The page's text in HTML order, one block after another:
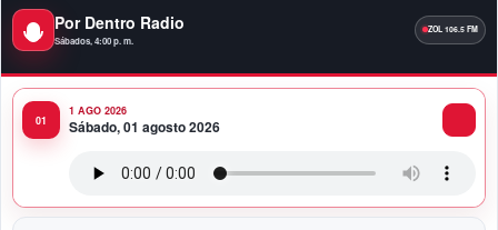
Premios a la Moda Dominicana celebró su quinta
edición en el Teatro Nacional
11:58 PM
Presidente Abinader viaja a Colombia para participar
Por Dentro Radio
Sábados, 4:00 p. m.
1 AGO 2026
Sábado, 01 agosto 2026